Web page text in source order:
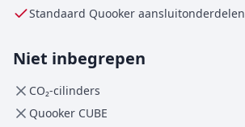
Standaard Quooker aansluitonderdelen
Niet inbegrepen
CO₂-cilinders
Quooker CUBE